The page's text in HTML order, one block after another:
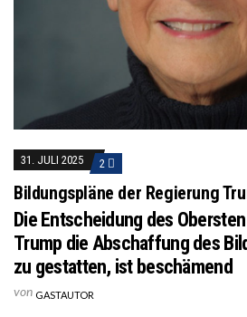
31. JULI 2025 2
Bildungspläne der Regierung
Die Entscheidung des
Trump die Abschaffung des
zu gestatten, ist beschämend
von GASTAUTOR